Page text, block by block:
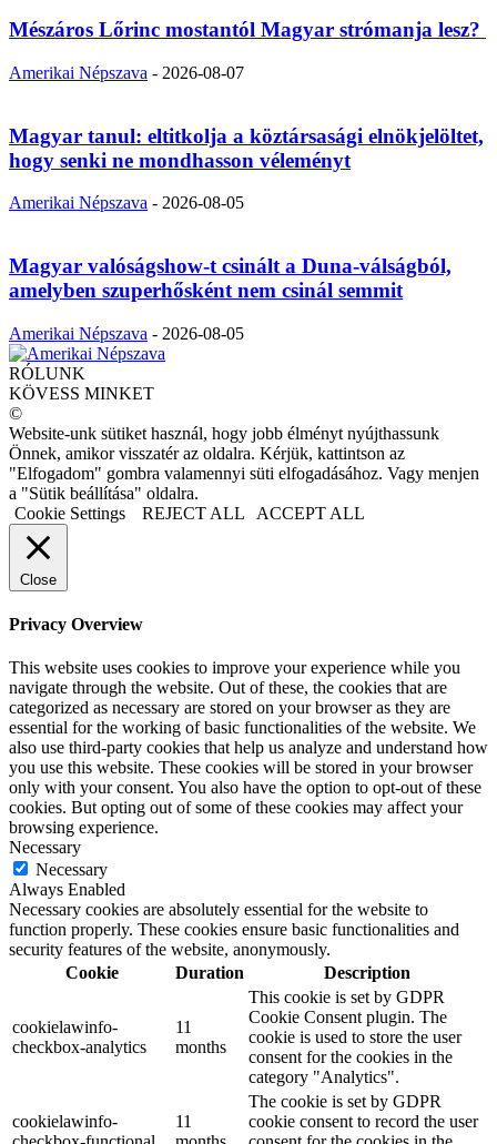
Mészáros Lőrinc mostantól Magyar strómanja lesz?
Amerikai Népszava - 2026-08-07
Magyar tanul: eltitkolja a köztársasági elnökjelöltet,
hogy senki ne mondhasson véleményt
Amerikai Népszava - 2026-08-05
Magyar valóságshow-t csinált a Duna-válságból,
amelyben szuperhősként nem csinál semmit
Amerikai Népszava - 2026-08-05
RÓLUNK
KÖVESS MINKET
©
Website-unk sütiket használ, hogy jobb élményt nyújthassunk
Önnek, amikor visszatér az oldalra. Kérjük, kattintson az
"Elfogadom" gombra valamennyi süti elfogadásához. Vagy menjen
a "Sütik beállítása" oldalra.
Cookie Settings
REJECT ALL ACCEPT ALL
Close
Privacy Overview
This website uses cookies to improve your experience while you
navigate through the website. Out of these, the cookies that are
categorized as necessary are stored on your browser as they are
essential for the working of basic functionalities of the website. We
also use third-party cookies that help us analyze and understand how
you use this website. These cookies will be stored in your browser
only with your consent. You also have the option to opt-out of these
cookies. But opting out of some of these cookies may affect your
browsing experience.
Necessary
Necessary
Always Enabled
Necessary cookies are absolutely essential for the website to
function properly. These cookies ensure basic functionalities and
security features of the website, anonymously.
Cookie
Duration Description
cookielawinfo-
checkbox-analytics
11
months
This cookie is set by GDPR
Cookie Consent plugin. The
cookie is used to store the user
consent for the cookies in the
category "Analytics".
cookielawinfo-
11
The cookie is set by GDPR
cookie consent to record the user